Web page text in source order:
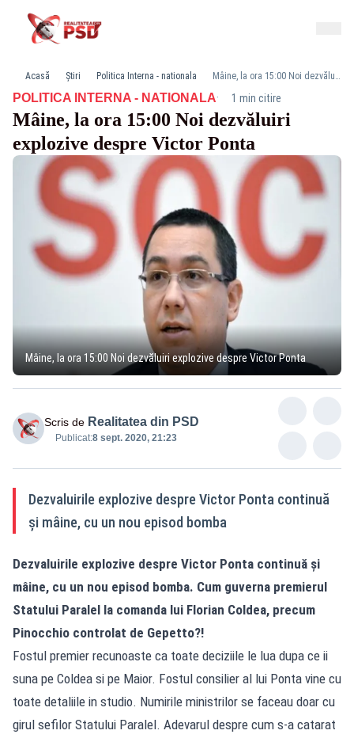
Acasă Știri Politica Interna - nationala Mâine, la ora 15:00 Noi dezvăluiri explozive despre Victor Ponta
POLITICA INTERNA - NATIONALA· 1 min citire
Mâine, la ora 15:00 Noi dezvăluiri
explozive despre Victor Ponta
Mâine, la ora 15:00 Noi dezvăluiri explozive despre Victor Ponta
Scris de Realitatea din PSD
Publicat:8 sept. 2020, 21:23
Dezvaluirile explozive despre Victor Ponta continuă
și mâine, cu un nou episod bomba
Dezvaluirile explozive despre Victor Ponta continuă și
mâine, cu un nou episod bomba. Cum guverna premierul
Statului Paralel la comanda lui Florian Coldea, precum
Pinocchio controlat de Gepetto?!
Fostul premier recunoaste ca toate deciziile le lua dupa ce ii
suna pe Coldea si pe Maior. Fostul consilier al lui Ponta vine cu
toate detaliile in studio. Numirile ministrilor se faceau doar cu
girul sefilor Statului Paralel. Adevarul despre cum s-a catarat